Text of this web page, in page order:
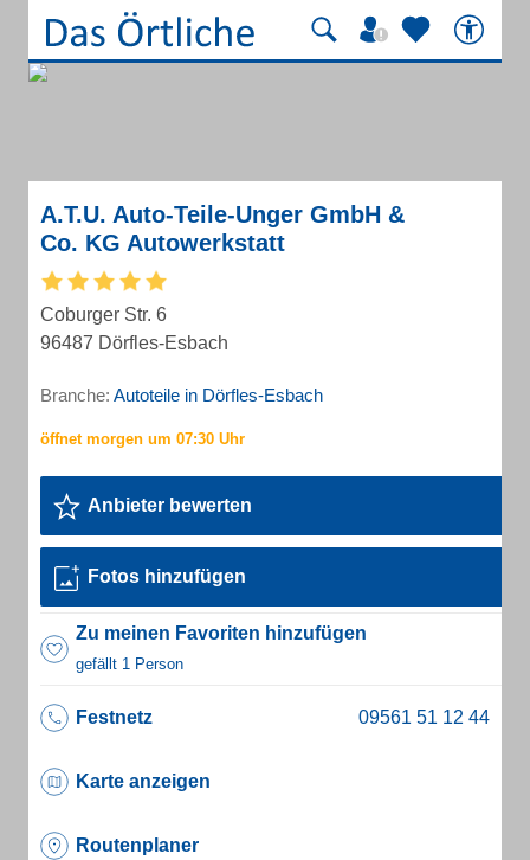
A.T.U. Auto-Teile-Unger GmbH &
Co. KG Autowerkstatt
Coburger Str. 6
96487 Dörfles-Esbach
Branche: Autoteile in Dörfles-Esbach
Anbieter bewerten
Fotos hinzufügen
Zu meinen Favoriten hinzufügen
gefällt 1 Person
Festnetz
Karte anzeigen
Routenplaner